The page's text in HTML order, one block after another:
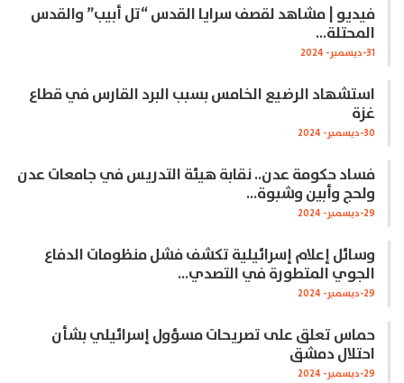
فيديو | مشاهد لقصف سرايا القدس “تل أبيب” والقدس
المحتلة…
31-ديسمبر- 2024
استشهاد الرضيع الخامس بسبب البرد القارس في قطاع
غزة
30-ديسمبر- 2024
فساد حكومة عدن.. نقابة هيئة التدريس في جامعات عدن
ولحج وأبين وشبوة…
29-ديسمبر- 2024
وسائل إعلام إسرائيلية تكشف فشل منظومات الدفاع
الجوي المتطورة في التصدي…
29-ديسمبر- 2024
حماس تعلق على تصريحات مسؤول إسرائيلي بشأن
احتلال دمشق
29-ديسمبر- 2024